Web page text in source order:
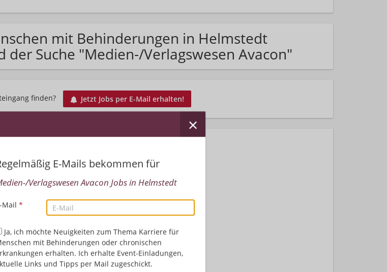
mit Behinderungen in Helmstedt
der Suche "Medien-/Verlagswesen Avacon"
finden? Jetzt Jobs per E-Mail erhalten!
E-Mails bekommen für
Verlagswesen Avacon Jobs in Helmstedt
Mail *
Ja, ich möchte Neuigkeiten zum Thema Karriere für
mit Behinderungen oder chronischen
erhalten. Ich erhalte Event-Einladungen,
Links und Tipps per Mail zugeschickt.
Leider keine Jobs gefunden.
Neue Suche starten